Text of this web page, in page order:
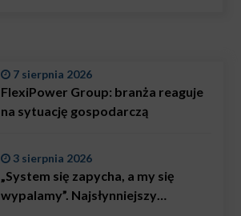
7 sierpnia 2026
FlexiPower Group: branża reaguje
na sytuację gospodarczą
3 sierpnia 2026
„System się zapycha, a my się
wypalamy”. Najsłynniejszy